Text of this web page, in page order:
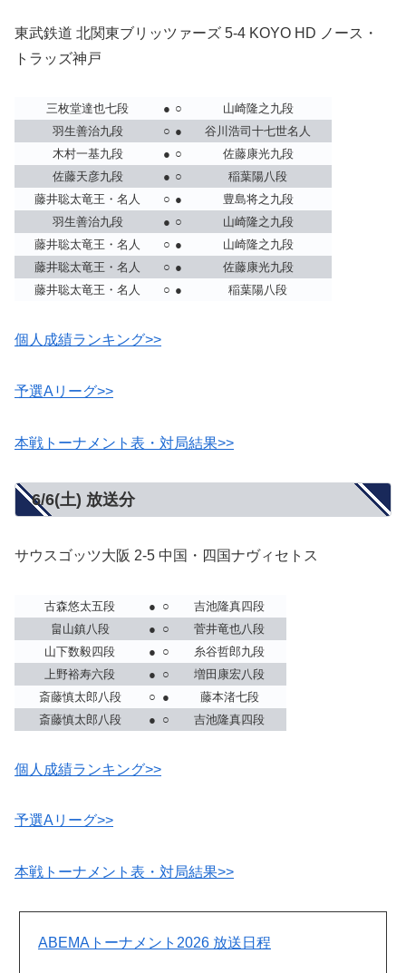
東武鉄道 北関東ブリッツァーズ 5-4 KOYO HD ノース・
トラッズ神戸
三枚堂達也七段 ● ○
山崎隆之九段
羽生善治九段
○ ●
谷川浩司十七世名人
木村一基九段
● ○
佐藤康光九段
佐藤天彦九段
● ○
稲葉陽八段
藤井聡太竜王・名人
○ ●
豊島将之九段
羽生善治九段
● ○
山崎隆之九段
藤井聡太竜王・名人
○ ●
山崎隆之九段
藤井聡太竜王・名人
○ ●
佐藤康光九段
藤井聡太竜王・名人
○ ● 稲葉陽八段
個人成績ランキング>>
予選Aリーグ>>
本戦トーナメント表・対局結果>>
6/6(土) 放送分
サウスゴッツ大阪 2-5 中国・四国ナヴィセトス
古森悠太五段 ● ○
吉池隆真四段
畠山鎮八段
● ○
菅井竜也八段
山下数毅四段
● ○
糸谷哲郎九段
上野裕寿六段
● ○
増田康宏八段
斎藤慎太郎八段
○ ●
藤本渚七段
斎藤慎太郎八段
● ○ 吉池隆真四段
個人成績ランキング>>
予選Aリーグ>>
本戦トーナメント表・対局結果>>
ABEMAトーナメント2026 放送日程